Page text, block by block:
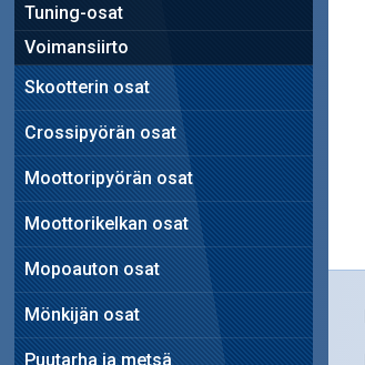
Tuning-osat
Voimansiirto
Skootterin osat
Crossipyörän osat
Moottoripyörän osat
Moottorikelkan osat
Mopoauton osat
Mönkijän osat
Puutarha ja metsä